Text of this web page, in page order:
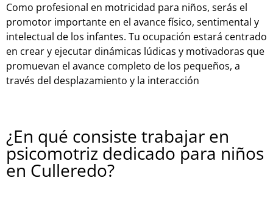
Como profesional en motricidad para niños, serás el
promotor importante en el avance físico, sentimental y
intelectual de los infantes. Tu ocupación estará centrado
en crear y ejecutar dinámicas lúdicas y motivadoras que
promuevan el avance completo de los pequeños, a
través del desplazamiento y la interacción
¿En qué consiste trabajar en
psicomotriz dedicado para niños
en Culleredo?